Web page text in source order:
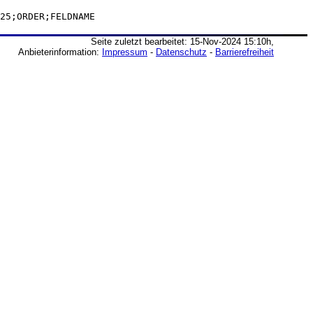
Seite zuletzt bearbeitet: 15-Nov-2024 15:10h,
Anbieterinformation: Impressum - Datenschutz - Barrierefreiheit